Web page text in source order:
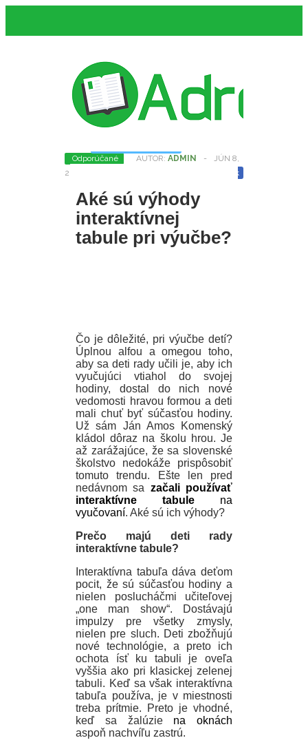
Odporúčané AUTOR: ADMIN -
JÚN 8,
2015
Facebook
Aké
sú
tabule
pri
výučbe?
Aké sú výhody
interaktívnej
tabule pri výučbe?
Čo je dôležité, pri výučbe detí?
Úplnou alfou a omegou toho,
aby sa deti rady učili je, aby ich
vyučujúci vtiahol do svojej
hodiny, dostal do nich nové
vedomosti hravou formou a deti
mali chuť byť súčasťou hodiny.
Už sám Ján Amos Komenský
kládol dôraz na školu hrou. Je
až zarážajúce, že sa slovenské
školstvo nedokáže prispôsobiť
tomuto trendu. Ešte len pred
nedávnom sa začali používať
interaktívne tabule na
vyučovaní. Aké sú ich výhody?
Prečo majú deti rady
interaktívne tabule?
Interaktívna tabuľa dáva deťom
pocit, že sú súčasťou hodiny a
nielen poslucháčmi učiteľovej
„one man show“. Dostávajú
impulzy pre všetky zmysly,
nielen pre sluch. Deti zbožňujú
nové technológie, a preto ich
ochota ísť ku tabuli je oveľa
vyššia ako pri klasickej zelenej
tabuli. Keď sa však interaktívna
tabuľa používa, je v miestnosti
treba prítmie. Preto je vhodné,
keď sa žalúzie na oknách
aspoň nachvíľu zastrú.